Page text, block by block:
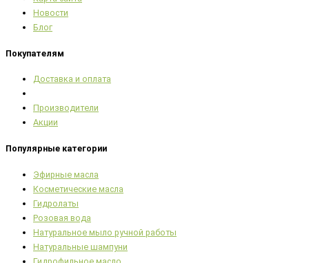
Новости
Блог
Покупателям
Доставка и оплата
Производители
Акции
Популярные категории
Эфирные масла
Косметические масла
Гидролаты
Розовая вода
Натуральное мыло ручной работы
Натуральные шампуни